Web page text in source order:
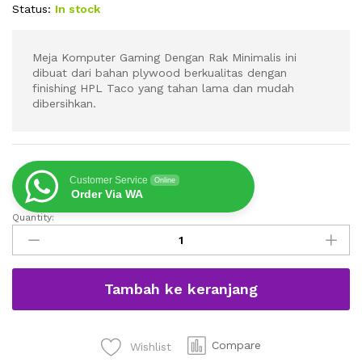
Status: In stock
Meja Komputer Gaming Dengan Rak Minimalis ini
dibuat dari bahan plywood berkualitas dengan
finishing HPL Taco yang tahan lama dan mudah
dibersihkan.
Customer Service Online
Order Via WA
Meja
Komputer
Gaming
Dengan
Minimalis
Quantity:
Tambah ke keranjang
Wishlist Compare